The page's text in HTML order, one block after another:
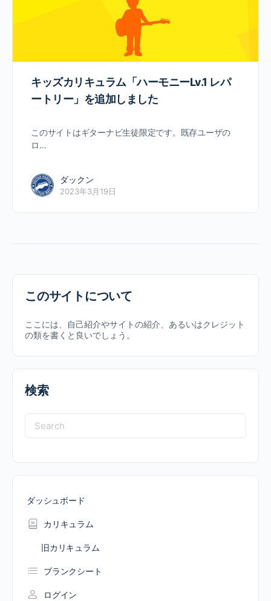
キッズカリキュラム「ハーモニーLv.1 レパ
ートリー」を追加しました
このサイトはギターナビ生徒限定です。既存ユーザの
ロ…
ダックン
2023年3月19日
このサイトについて
ここには、自己紹介やサイトの紹介、あるいはクレジット
の類を書くと良いでしょう。
検索
Search
for:
ダッシュボード
カリキュラム
旧カリキュラム
ブランクシート
ログイン